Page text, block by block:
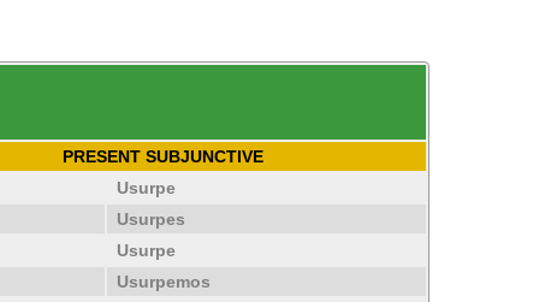
PRESENT SUBJUNCTIVE
Usurpe
Usurpes
Usurpe
Usurpemos